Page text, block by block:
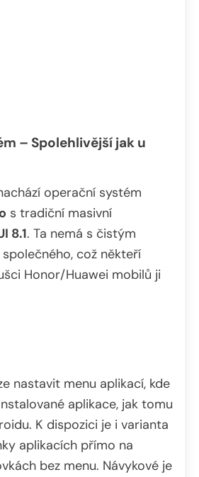
– Spolehlivější jak u
operační systém
s tradiční masivní
8.1. Ta nemá s čistým
což někteří
Honor/Huawei mobilů ji
nastavit menu aplikací, kde
aplikace, jak tomu
K dispozici je i varianta
aplikacích přímo na
bez menu. Návykové je